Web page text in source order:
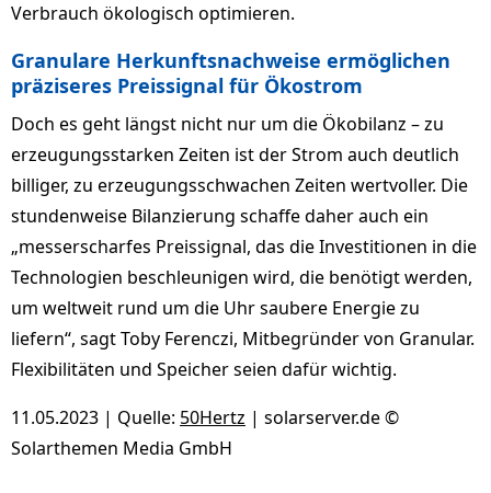
Verbrauch ökologisch optimieren.
Granulare Herkunftsnachweise ermöglichen
präziseres Preissignal für Ökostrom
Doch es geht längst nicht nur um die Ökobilanz – zu
erzeugungsstarken Zeiten ist der Strom auch deutlich
billiger, zu erzeugungsschwachen Zeiten wertvoller. Die
stundenweise Bilanzierung schaffe daher auch ein
„messerscharfes Preissignal, das die Investitionen in die
Technologien beschleunigen wird, die benötigt werden,
um weltweit rund um die Uhr saubere Energie zu
liefern“, sagt Toby Ferenczi, Mitbegründer von Granular.
Flexibilitäten und Speicher seien dafür wichtig.
11.05.2023 | Quelle: 50Hertz | solarserver.de ©
Solarthemen Media GmbH